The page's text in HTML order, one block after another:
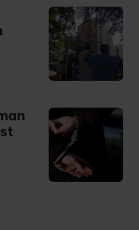
bekijken en je